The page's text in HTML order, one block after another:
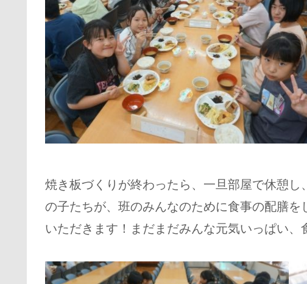
焼き板づくりが終わったら、一旦部屋で休憩
の子たちが、班のみんなのために食事の配膳
いただきます！まだまだみんな元気いっぱい、